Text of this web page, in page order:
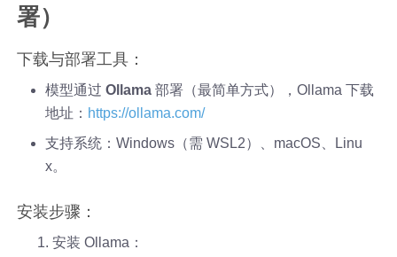
署）
下载与部署工具：
模型通过Ollama 部署（最简单方式），Ollama 下载
地址： https://ollama.com/
支持系统：Windows（需 WSL2）、macOS、Linu
x。
安装步骤：
安装 Ollama：